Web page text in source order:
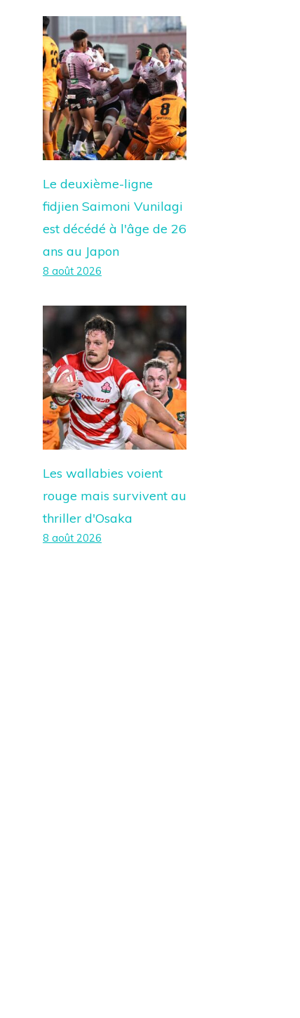
Le deuxième-ligne
fidjien Saimoni Vunilagi
est décédé à l'âge de 26
ans au Japon
8 août 2026
Les wallabies voient
rouge mais survivent au
thriller d'Osaka
8 août 2026